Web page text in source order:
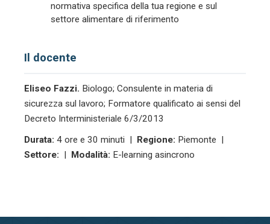
normativa specifica della tua regione e sul
settore alimentare di riferimento
Il docente
Eliseo Fazzi. Biologo; Consulente in materia di
sicurezza sul lavoro; Formatore qualificato ai sensi del
Decreto Interministeriale 6/3/2013
Durata: 4 ore e 30 minuti | Regione: Piemonte |
Settore: | Modalità: E-learning asincrono